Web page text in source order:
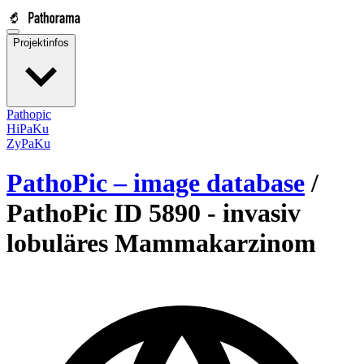
Projektinfos
Pathopic
HiPaKu
ZyPaKu
PathoPic – image database /
PathoPic ID 5890 - invasiv
lobuläres Mammakarzinom